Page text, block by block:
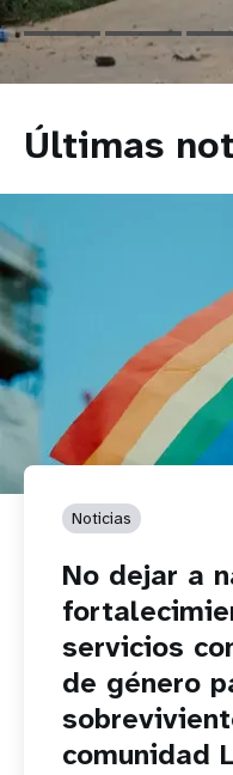
Últimas
Noticias
No dejar a
servicios
de género
comunidad